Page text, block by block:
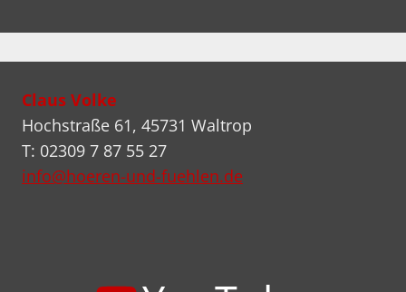
Claus Volke
Hochstraße 61, 45731 Waltrop
T: 02309 7 87 55 27
info@hoeren-und-fuehlen.de